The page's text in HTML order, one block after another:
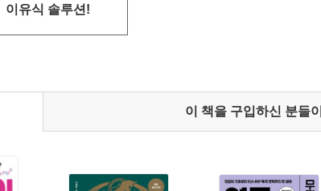
이유식 솔루션!
이 책을 구입하신 분들이